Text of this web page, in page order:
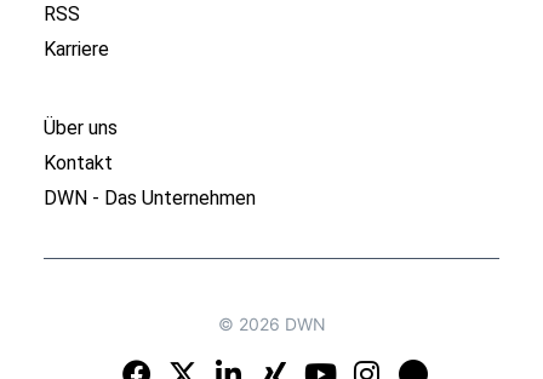
RSS
Karriere
Über uns
Kontakt
DWN - Das Unternehmen
© 2026 DWN